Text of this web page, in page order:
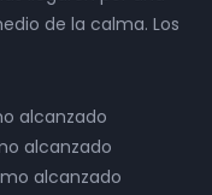
de la calma. Los
alcanzado
alcanzado
alcanzado